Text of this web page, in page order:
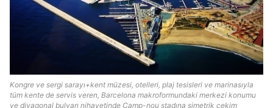
Kongre ve sergi sarayı+kent müzesi, otelleri, plaj tesisleri ve marinasıyla
tüm kente de servis veren, Barcelona makroformundaki merkezi konumu
ve diyagonal bulvarı nihayetinde Camp-nou stadına simetrik çekim